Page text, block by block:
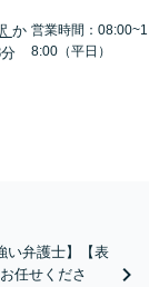
か 営業時間：08:00~1
8:00（平日）
い弁護士】【表
任せくださ